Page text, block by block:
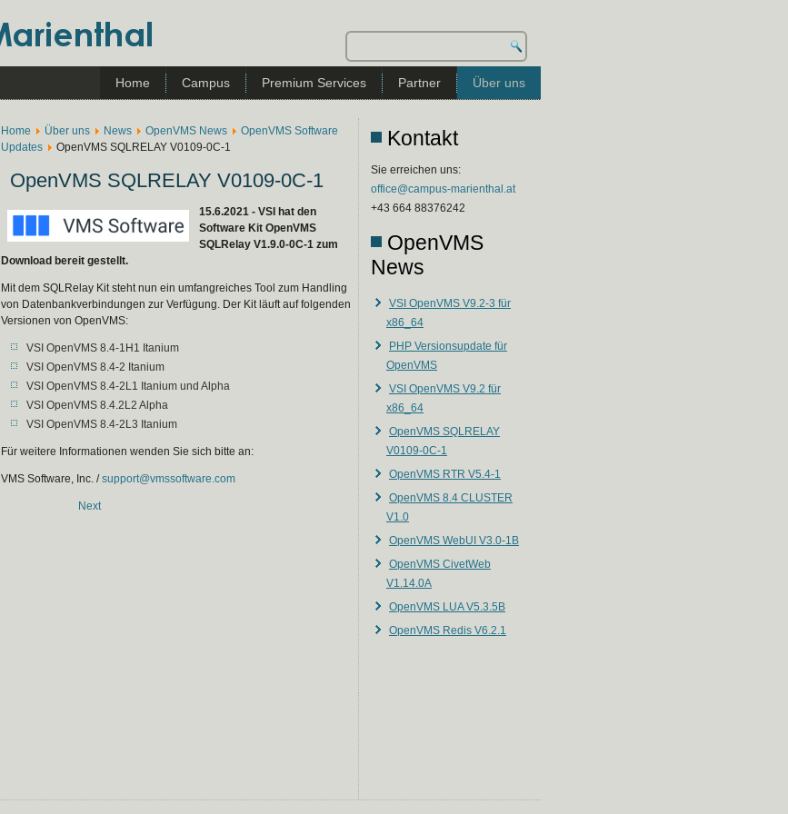
Home Campus Premium Services Partner Über uns
Home Über uns News OpenVMS News
OpenVMS Software
Updates
OpenVMS SQLRELAY V0109-0C-1
OpenVMS SQLRELAY V0109-0C-1
15.6.2021 - VSI hat den
Software Kit OpenVMS
SQLRelay V1.9.0-0C-1 zum
Download bereit gestellt.
Mit dem SQLRelay Kit steht nun ein umfangreiches Tool zum Handling
von Datenbankverbindungen zur Verfügung. Der Kit läuft auf folgenden
Versionen von OpenVMS:
VSI OpenVMS 8.4-1H1 Itanium
VSI OpenVMS 8.4-2 Itanium
VSI OpenVMS 8.4-2L1 Itanium und Alpha
VSI OpenVMS 8.4.2L2 Alpha
VSI OpenVMS 8.4-2L3 Itanium
Für weitere Informationen wenden Sie sich bitte an:
VMS Software, Inc. /support@vmssoftware.com
Next
Kontakt
Sie erreichen uns:
office@campus-marienthal.at
+43 664 88376242
OpenVMS
News
VSI OpenVMS V9.2-3 für
x86_64
PHP Versionsupdate für
OpenVMS
VSI OpenVMS V9.2 für
x86_64
OpenVMS SQLRELAY
V0109-0C-1
OpenVMS RTR V5.4-1
OpenVMS 8.4 CLUSTER
V1.0
OpenVMS WebUI V3.0-1B
OpenVMS CivetWeb
V1.14.0A
OpenVMS LUA V5.3.5B
OpenVMS Redis V6.2.1